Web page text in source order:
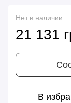
Нет в наличии
21 131
В